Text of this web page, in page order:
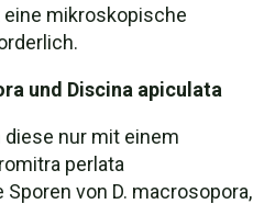
mikroskopische
und Discina apiculata
nur mit einem
perlata
von D. macrosopora,